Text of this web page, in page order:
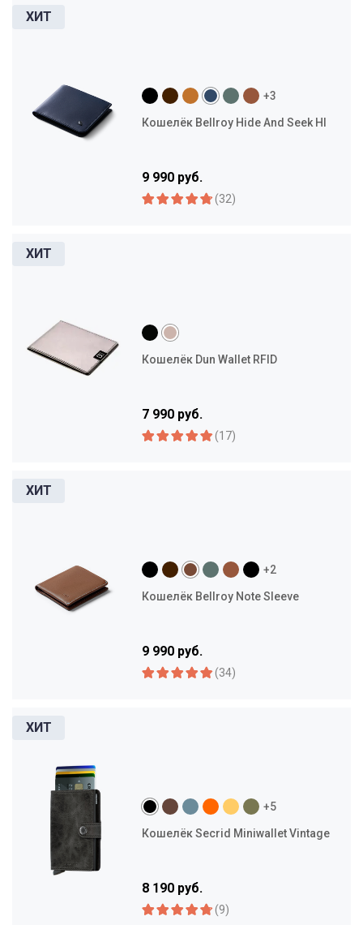
+3
Кошелёк Bellroy Hide And Seek HI
9 990 руб.
(32)
Кошелёк Dun Wallet RFID
7 990 руб.
(17)
+2
Кошелёк Bellroy Note Sleeve
9 990 руб.
(34)
+5
Кошелёк Secrid Miniwallet Vintage
8 190 руб.
(9)